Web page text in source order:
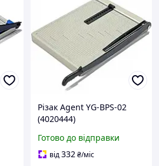
Різак Agent YG-BPS-02
(4020444)
Готово до відправки
від332₴/міс